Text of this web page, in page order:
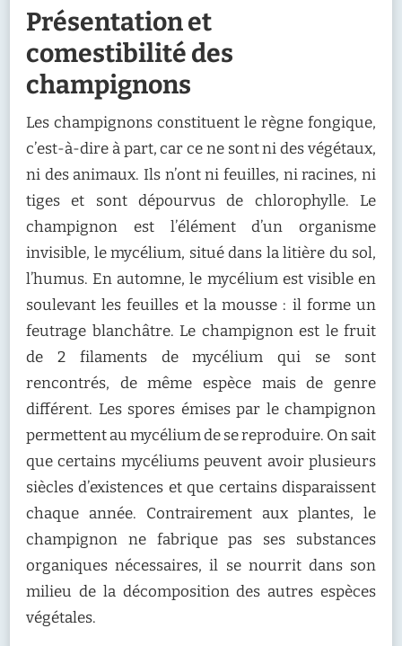
Présentation et
comestibilité des
champignons
Les champignons constituent le règne fongique,
c’est-à-dire à part, car ce ne sont ni des végétaux,
ni des animaux. Ils n’ont ni feuilles, ni racines, ni
tiges et sont dépourvus de chlorophylle. Le
champignon est l’élément d’un organisme
invisible, le mycélium, situé dans la litière du sol,
l’humus. En automne, le mycélium est visible en
soulevant les feuilles et la mousse : il forme un
feutrage blanchâtre. Le champignon est le fruit
de 2 filaments de mycélium qui se sont
rencontrés, de même espèce mais de genre
différent. Les spores émises par le champignon
permettent au mycélium de se reproduire. On sait
que certains mycéliums peuvent avoir plusieurs
siècles d’existences et que certains disparaissent
chaque année. Contrairement aux plantes, le
champignon ne fabrique pas ses substances
organiques nécessaires, il se nourrit dans son
milieu de la décomposition des autres espèces
végétales.